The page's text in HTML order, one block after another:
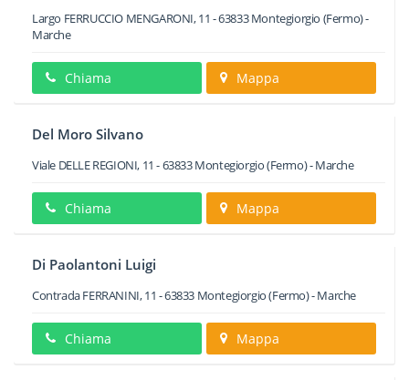
Largo FERRUCCIO MENGARONI, 11 -63833 Montegiorgio (Fermo) -
Marche
Chiama Mappa
Del Moro Silvano
Viale DELLE REGIONI, 11 -63833Montegiorgio(Fermo) -Marche
Chiama Mappa
Di Paolantoni Luigi
Contrada FERRANINI, 11 -63833 Montegiorgio(Fermo) -Marche
Chiama Mappa